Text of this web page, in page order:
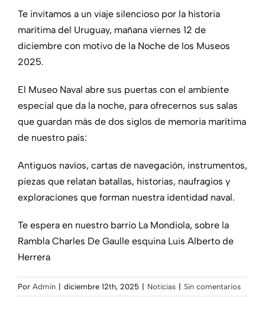
Te invitamos a un viaje silencioso por la historia
marítima del Uruguay, mañana viernes 12 de
diciembre con motivo de la Noche de los Museos
2025.
El Museo Naval abre sus puertas con el ambiente
especial que da la noche, para ofrecernos sus salas
que guardan más de dos siglos de memoria marítima
de nuestro país:
Antiguos navíos, cartas de navegación, instrumentos,
piezas que relatan batallas, historias, naufragios y
exploraciones que forman nuestra identidad naval.
Te espera en nuestro barrio La Mondiola, sobre la
Rambla Charles De Gaulle esquina Luis Alberto de
Herrera
Por Admin diciembre 12th, 2025 Noticias Sin comentarios